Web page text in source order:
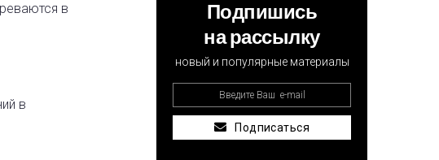
в
в
Подпишись
на рассылку
новый и популярные материалы
Подписаться